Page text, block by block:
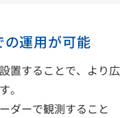
の運用が可能
置することで、より広
。
ダーで観測すること